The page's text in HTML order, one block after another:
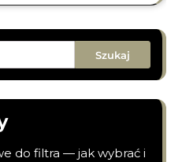
Szukaj
do filtra — jak wybrać i